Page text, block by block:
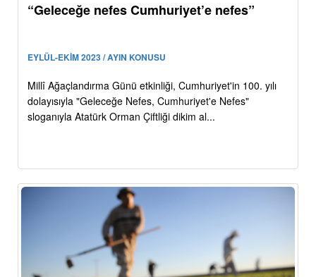
“Geleceğe nefes Cumhuriyet’e nefes”
EYLÜL-EKİM 2023 / AYIN KONUSU
Millî Ağaçlandırma Günü etkinliği, Cumhuriyet'in 100. yılı
dolayısıyla "Geleceğe Nefes, Cumhuriyet'e Nefes"
sloganıyla Atatürk Orman Çiftliği dikim al...